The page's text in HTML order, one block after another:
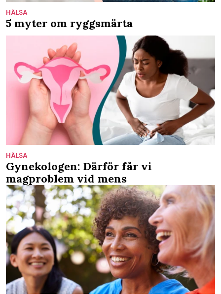
HÄLSA
5 myter om ryggsmärta
HÄLSA
Gynekologen: Därför får vi
magproblem vid mens